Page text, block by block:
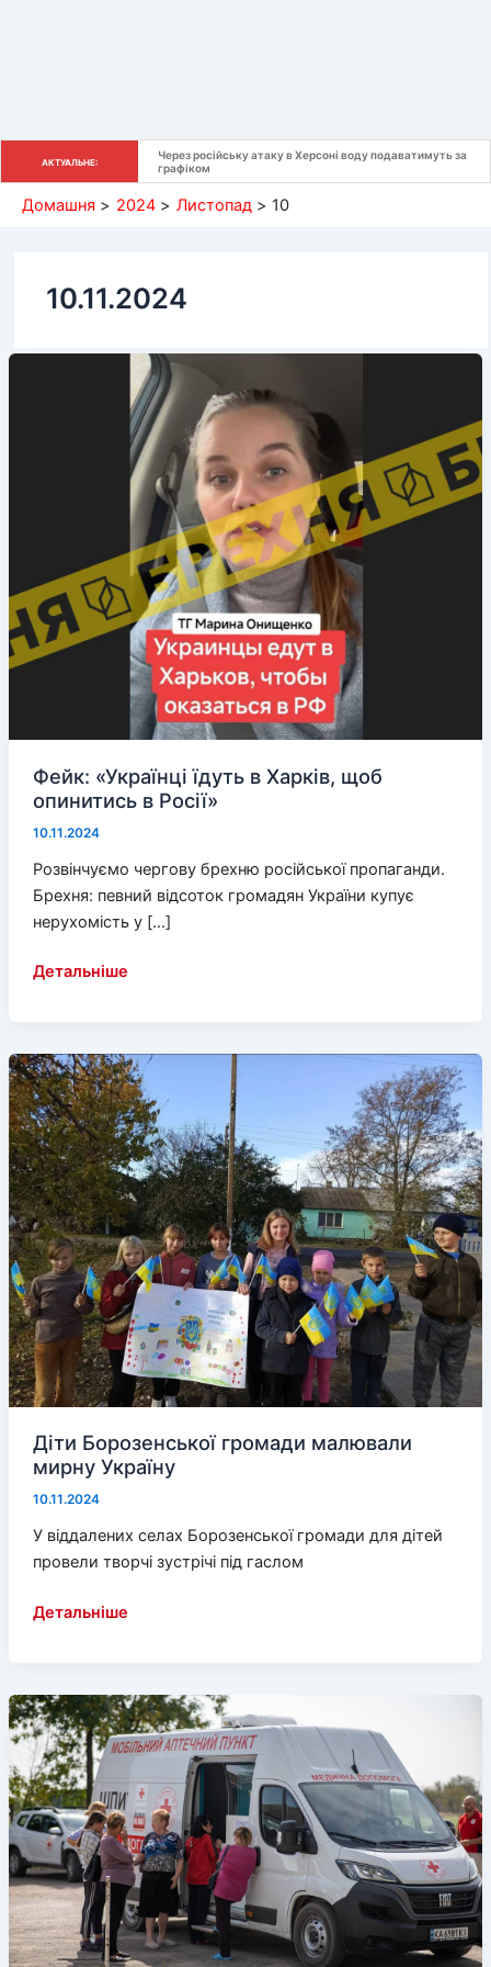
АКТУАЛЬНЕ:
Через російську атаку в Херсоні воду подаватимуть за
графіком
Домашня 2024 Листопад 10
10.11.2024
Фейк: «Українці їдуть в Харків, щоб
опинитись в Росії»
10.11.2024
Розвінчуємо чергову брехню російської пропаганди.
Брехня: певний відсоток громадян України купує
нерухомість у […]
Фейк: «Українці
Харків,
щоб
опинитись
в
Росії»
Детальніше
Діти Борозенської громади малювали
мирну Україну
10.11.2024
У віддалених селах Борозенської громади для дітей
провели творчі зустрічі під гаслом
Діти
малювали
мирну
Україну
Детальніше